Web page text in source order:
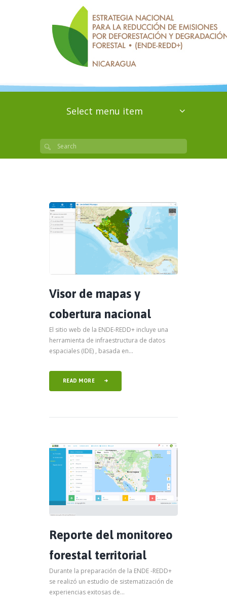
Select menu item
Visor de mapas y
cobertura nacional
El sitio web de la ENDE-REDD+ incluye una
herramienta de infraestructura de datos
espaciales (IDE) , basada en...
READ MORE
Reporte del monitoreo
forestal territorial
Durante la preparación de la ENDE -REDD+
se realizó un estudio de sistematización de
experiencias exitosas de...